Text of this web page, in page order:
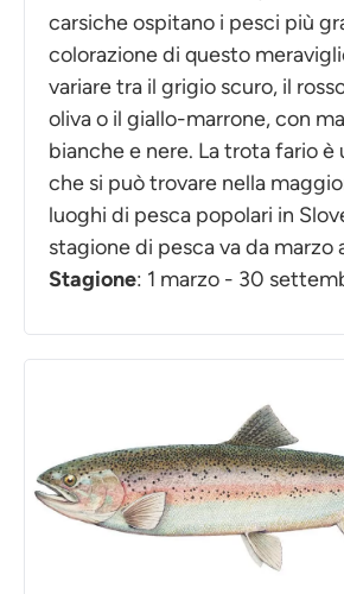
carsiche ospitano i pesci più
colorazione di questo
variare tra il grigio scuro, il
oliva o il giallo-marrone, con
bianche e nere. La trota fario è
che si può trovare nella
luoghi di pesca popolari in
stagione di pesca va da marzo
Stagione: 1 marzo - 30